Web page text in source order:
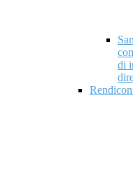
di